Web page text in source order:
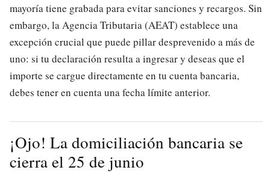
mayoría tiene grabada para evitar sanciones y recargos. Sin
embargo, la Agencia Tributaria (AEAT) establece una
excepción crucial que puede pillar desprevenido a más de
uno: si tu declaración resulta a ingresar y deseas que el
importe se cargue directamente en tu cuenta bancaria,
debes tener en cuenta una fecha límite anterior.
¡Ojo! La domiciliación bancaria se
cierra el 25 de junio